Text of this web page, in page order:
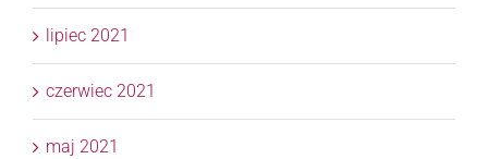
lipiec 2021
czerwiec 2021
maj 2021